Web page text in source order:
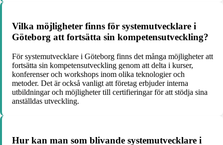
Vilka möjligheter finns för systemutvecklare i
Göteborg att fortsätta sin kompetensutveckling?
För systemutvecklare i Göteborg finns det många möjligheter att
fortsätta sin kompetensutveckling genom att delta i kurser,
konferenser och workshops inom olika teknologier och
metoder. Det är också vanligt att företag erbjuder interna
utbildningar och möjligheter till certifieringar för att stödja sina
anställdas utveckling.
Hur kan man som blivande systemutvecklare i